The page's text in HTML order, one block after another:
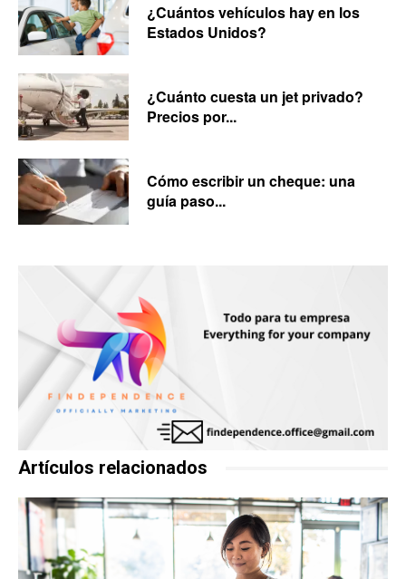
¿Cuántos vehículos hay en los
Estados Unidos?
¿Cuánto cuesta un jet privado?
Precios por...
Cómo escribir un cheque: una
guía paso...
Artículos relacionados